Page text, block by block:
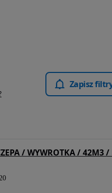
Zapisz
/ WYWROTKA / 42M3